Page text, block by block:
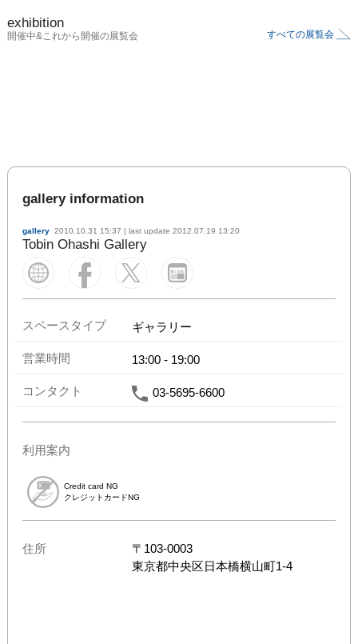
exhibition
開催中&これから開催の展覧会 すべての展覧会
gallery information
gallery 2010.10.31 15:37 | last update 2012.07.19 13:20
Tobin Ohashi Gallery
スペースタイプ ギャラリー
営業時間 13:00- 19:00
コンタクト 03-5695-6600
利用案内
Credit card NG
クレジットカードNG
住所 〒 103-0003
東京都中央区日本橋横山町1-4